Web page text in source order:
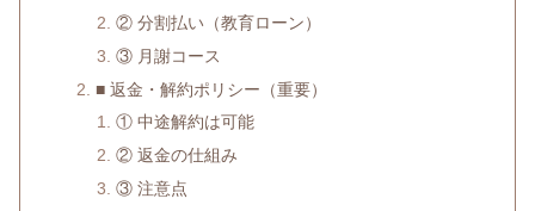
② 分割払い（教育ローン）
③ 月謝コース
■ 返金・解約ポリシー（重要）
① 中途解約は可能
② 返金の仕組み
③ 注意点